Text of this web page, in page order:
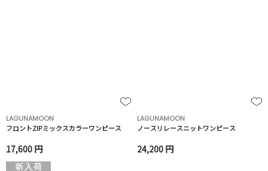
LAGUNAMOON
フロントZIPミックスカラーワンピース
17,600 円
LAGUNAMOON
ノースリレースニットワンピース
24,200 円